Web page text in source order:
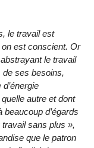
le travail est
on est conscient. Or
le travail
de ses besoins,
autre et dont
d’égards
sans plus »,
que le patron